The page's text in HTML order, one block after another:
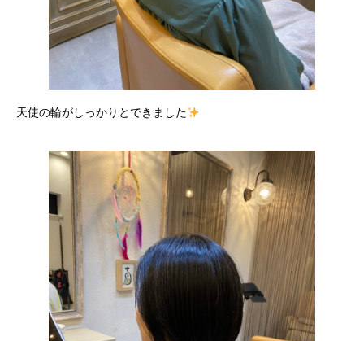
天使の輪がしっかりとできました